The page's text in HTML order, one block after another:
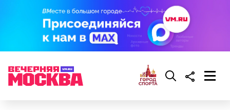
При выборе дыни эксперт посоветовала
ориентироваться на запах: